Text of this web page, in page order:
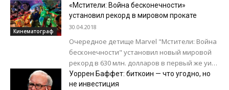
опубликовала первое официальное
изображение устройства. Конечно, мы уже
видели аксессуар на руке директора...
Кинематограф
«Мстители: Война бесконечности»
установил рекорд в мировом прокате
30.04.2018
Очередное детище Marvel "Мстители: Война
бесконечности" установил новый мировой
рекорд в 630 млн. долларов в первый же уик-
энд после премьеры фильма. Ранее рекорд
по кассовым сборам принадлежал фильму...
Уоррен Баффет: биткоин — что угодно, но
не инвестиция